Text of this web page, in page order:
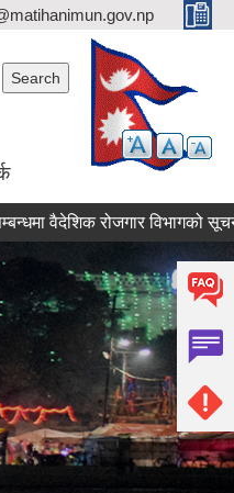
वैदेशिक रोजगार विभागको सूचना।